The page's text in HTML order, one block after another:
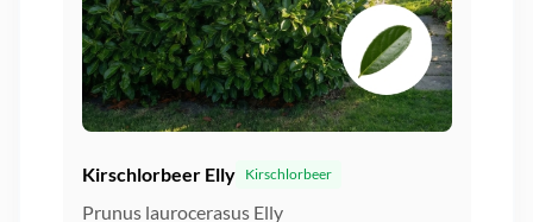
Kirschlorbeer Elly Kirschlorbeer
Prunus laurocerasus Elly